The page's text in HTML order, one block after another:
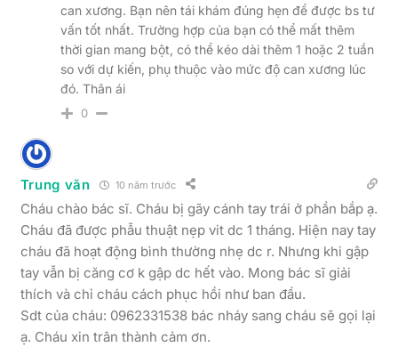
can xương. Bạn nên tái khám đúng hẹn để được bs tư
vấn tốt nhất. Trường hợp của bạn có thể mất thêm
thời gian mang bột, có thể kéo dài thêm 1 hoặc 2 tuần
so với dự kiến, phụ thuộc vào mức độ can xương lúc
đó. Thân ái
0
Trung văn 10 năm trước
Cháu chào bác sĩ. Cháu bị gãy cánh tay trái ở phần bắp ạ.
Cháu đã được phẫu thuật nẹp vit dc 1 tháng. Hiện nay tay
cháu đã hoạt động bình thường nhẹ dc r. Nhưng khi gập
tay vẫn bị căng cơ k gập dc hết vào. Mong bác sĩ giải
thích và chỉ cháu cách phục hồi như ban đầu.
Sdt của cháu: 0962331538 bác nháy sang cháu sẽ gọi lại
ạ. Cháu xin trân thành cảm ơn.